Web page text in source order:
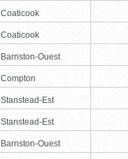
Coaticook
Coaticook
Barnston-Ouest
Compton
Stanstead-Est
Stanstead-Est
Barnston-Ouest